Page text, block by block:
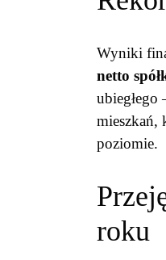
Wyniki
netto
mieszkań,
poziomie.
roku